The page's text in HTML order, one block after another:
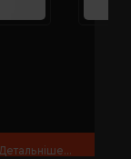
Детальніше...